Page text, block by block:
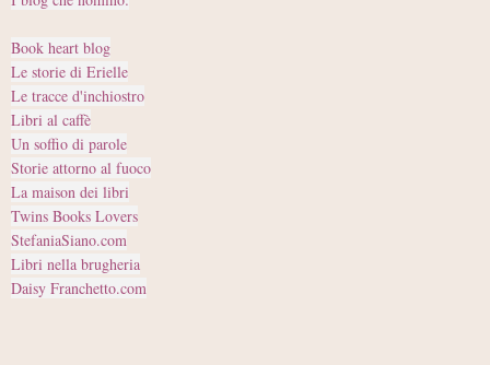
Book heart blog
Le storie di Erielle
Le tracce d'inchiostro
Libri al caffè
Un soffio di parole
Storie attorno al fuoco
La maison dei libri
Twins Books Lovers
StefaniaSiano.com
Libri nella brugheria
Daisy Franchetto.com